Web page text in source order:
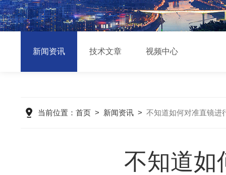
新闻资讯 技术文章 视频中心
当前位置： 首页> 新闻资讯> 不知道如何对准直镜进
不知道如